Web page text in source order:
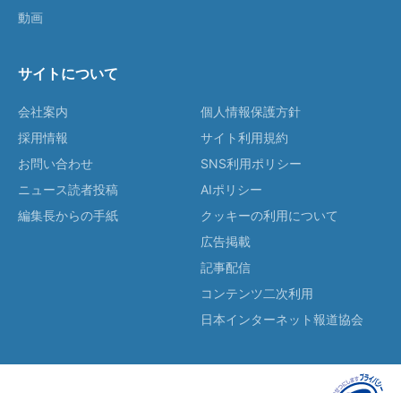
動画
サイトについて
会社案内
採用情報
お問い合わせ
ニュース読者投稿
編集長からの手紙
個人情報保護方針
サイト利用規約
SNS利用ポリシー
AIポリシー
クッキーの利用について
広告掲載
記事配信
コンテンツ二次利用
日本インターネット報道協会